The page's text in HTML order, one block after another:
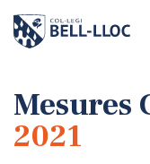
Bell-lloc
Mesures
2021